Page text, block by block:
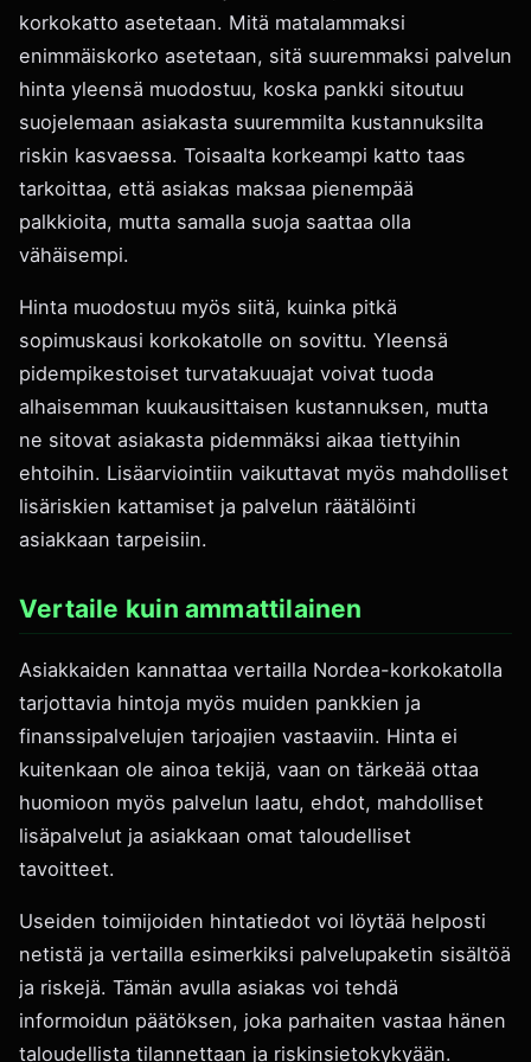
korkokatto asetetaan. Mitä matalammaksi
enimmäiskorko asetetaan, sitä suuremmaksi palvelun
hinta yleensä muodostuu, koska pankki sitoutuu
suojelemaan asiakasta suuremmilta kustannuksilta
riskin kasvaessa. Toisaalta korkeampi katto taas
tarkoittaa, että asiakas maksaa pienempää
palkkioita, mutta samalla suoja saattaa olla
vähäisempi.
Hinta muodostuu myös siitä, kuinka pitkä
sopimuskausi korkokatolle on sovittu. Yleensä
pidempikestoiset turvatakuuajat voivat tuoda
alhaisemman kuukausittaisen kustannuksen, mutta
ne sitovat asiakasta pidemmäksi aikaa tiettyihin
ehtoihin. Lisäarviointiin vaikuttavat myös mahdolliset
lisäriskien kattamiset ja palvelun räätälöinti
asiakkaan tarpeisiin.
Vertaile kuin ammattilainen
Asiakkaiden kannattaa vertailla Nordea-korkokatolla
tarjottavia hintoja myös muiden pankkien ja
finanssipalvelujen tarjoajien vastaaviin. Hinta ei
kuitenkaan ole ainoa tekijä, vaan on tärkeää ottaa
huomioon myös palvelun laatu, ehdot, mahdolliset
lisäpalvelut ja asiakkaan omat taloudelliset
tavoitteet.
Useiden toimijoiden hintatiedot voi löytää helposti
netistä ja vertailla esimerkiksi palvelupaketin sisältöä
ja riskejä. Tämän avulla asiakas voi tehdä
informoidun päätöksen, joka parhaiten vastaa hänen
taloudellista tilannettaan ja riskinsietokykyään.